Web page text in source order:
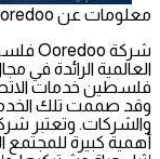
معلومات عن Ooredoo فلسطين
فلسطين خدمات
وقد صممت تلك
أهمية كبيرة